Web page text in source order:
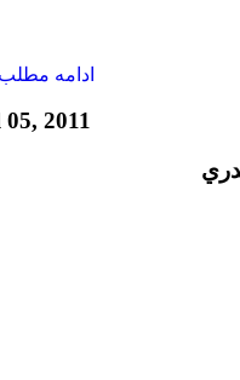
ادامه مطلب
2011